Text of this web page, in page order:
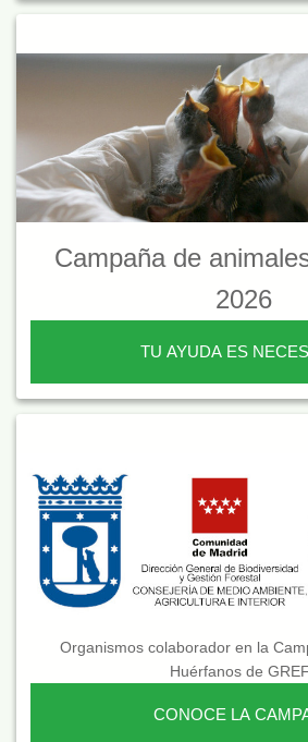
Campaña de
2026
TU AYUDA ES
Organismos colaborador en la
Huérfanos de
CONOCE LA